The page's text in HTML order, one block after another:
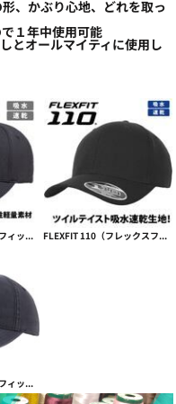
、かぶり心地、どれを取っ
１年中使用可能
とオールマイティに使用し
FLEXFIT（フレックスフィット）吸水速乾フィット感抜群 COOL&DRY 3DHEXAGON JERSEY【本体価格(税抜)￥3,990】 FLEXFIT 110（フレックスフィット110）スポーツ向け吸水速乾 PRO-FORMANCE【本体価格(税抜)￥3,990】
FLEXFIT（フレックスフィット） GARMENT WASHED COTTON CAP ガーメントウォッシュ【本体価格(税抜)￥3,390】